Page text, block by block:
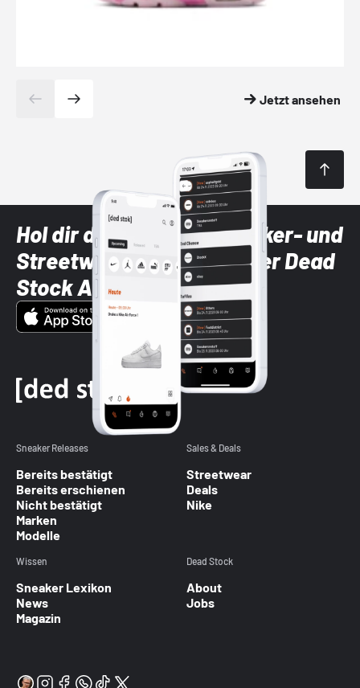
Jetzt ansehen
Hol dir die neuesten Sneaker- und
Streetwear-Brands mit der Dead
Stock App
Sneaker Releases
Bereits bestätigt
Bereits erschienen
Nicht bestätigt
Marken
Modelle
Sales & Deals
Streetwear
Deals
Nike
Wissen
Sneaker Lexikon
News
Magazin
Dead Stock
About
Jobs